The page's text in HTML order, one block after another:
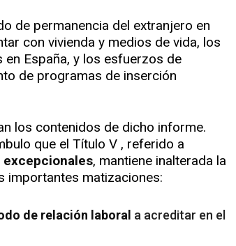
de permanencia del extranjero en
con vivienda y medios de vida, los
España, y los esfuerzos de
de programas de inserción
los contenidos de dicho informe.
que el Título V , referido a
, mantiene inalterada la
importantes matizaciones:
de relación laboral a acreditar en el